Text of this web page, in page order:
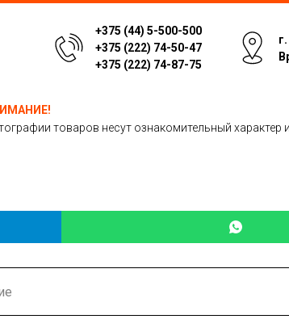
+375 (44) 5-500-500
+375 (222) 74-50-47
+375 (222) 74-87-75
товаров несут ознакомительный характер